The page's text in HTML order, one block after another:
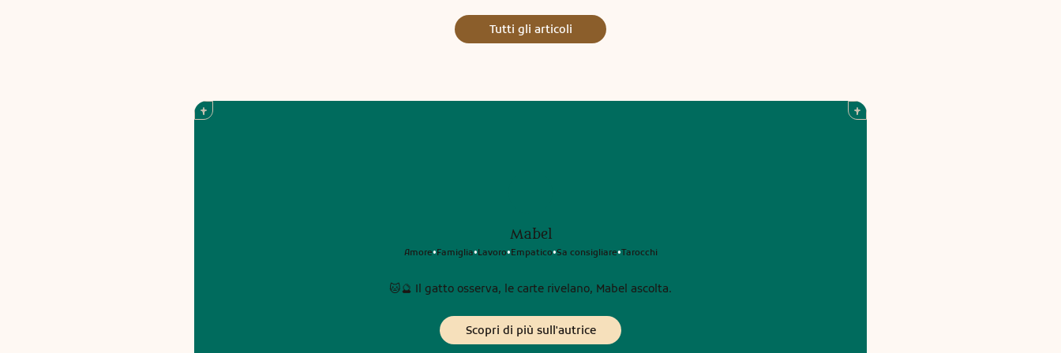
Tutti gli articoli
Mabel
Amore•Famiglia•Lavoro•Empatico•Sa consigliare•Tarocchi
🐱🔮 Il gatto osserva, le carte rivelano, Mabel ascolta.
Scopri di più sull'autrice